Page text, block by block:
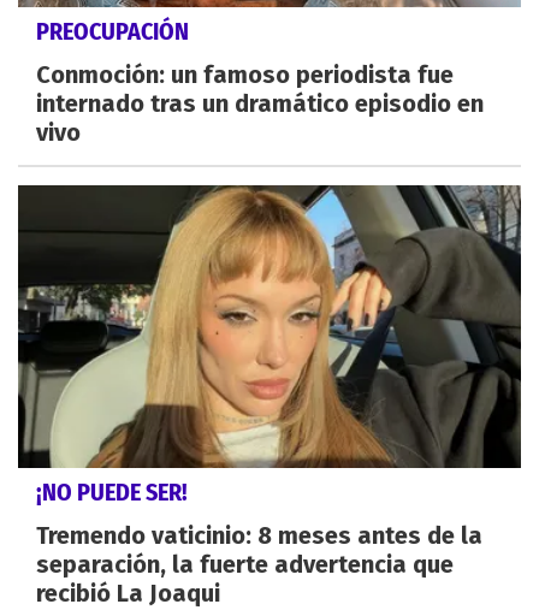
PREOCUPACIÓN
Conmoción: un famoso periodista fue
internado tras un dramático episodio en
vivo
¡NO PUEDE SER!
Tremendo vaticinio: 8 meses antes de la
separación, la fuerte advertencia que
recibió La Joaqui